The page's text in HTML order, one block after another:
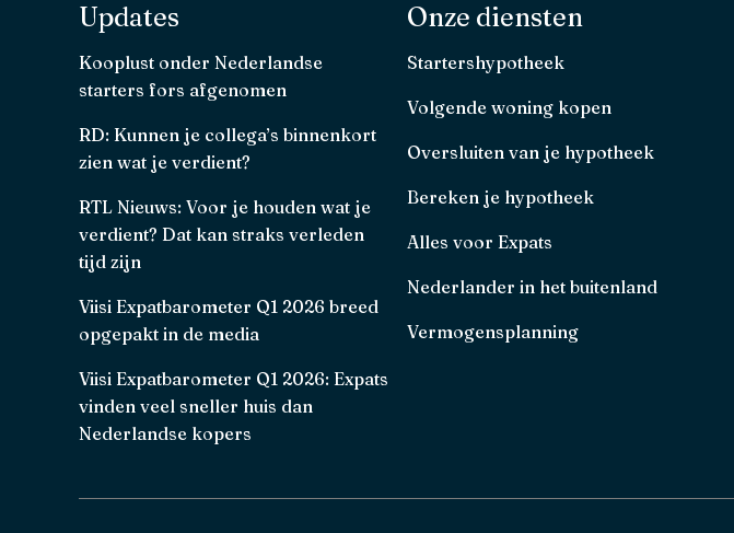
Updates
Kooplust onder Nederlandse
starters fors afgenomen
RD: Kunnen je collega’s binnenkort
zien wat je verdient?
RTL Nieuws: Voor je houden wat je
verdient? Dat kan straks verleden
tijd zijn
Viisi Expatbarometer Q1 2026 breed
opgepakt in de media
Viisi Expatbarometer Q1 2026: Expats
vinden veel sneller huis dan
Nederlandse kopers
Onze diensten
Startershypotheek
Volgende woning kopen
Oversluiten van je hypotheek
Bereken je hypotheek
Alles voor Expats
Nederlander in het buitenland
Vermogensplanning